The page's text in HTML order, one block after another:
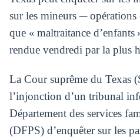
sur les mineurs ─
que « maltraitance
rendue vendredi par la plus
La Cour suprême du Texas
l’injonction d’un tribunal
Département des services
(DFPS) d’enquêter sur les